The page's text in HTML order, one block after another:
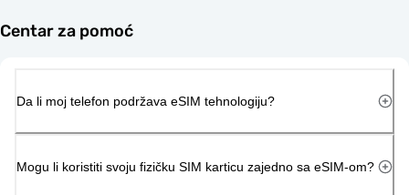
Centar za pomoć
Da li moj telefon podržava eSIM tehnologiju?
Mogu li koristiti svoju fizičku SIM karticu zajedno sa eSIM-om?